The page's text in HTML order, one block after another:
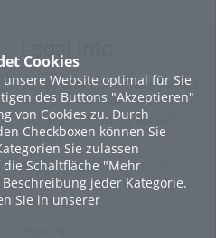
Cookies
Website optimal für Sie
des Buttons "Akzeptieren"
von Cookies zu. Durch
Checkboxen können Sie
Sie zulassen
Schaltfläche "Mehr
jeder Kategorie.
Sie in unserer
Legal Info
Terms and Conditions for the
Usage of this ViMP based
website (including all sub-
pages)
Privacy Statement for this
ViMP based Website incl.
Sub-pages